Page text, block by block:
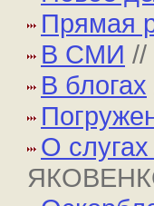
Прямая
В СМИ //
В блогах
О